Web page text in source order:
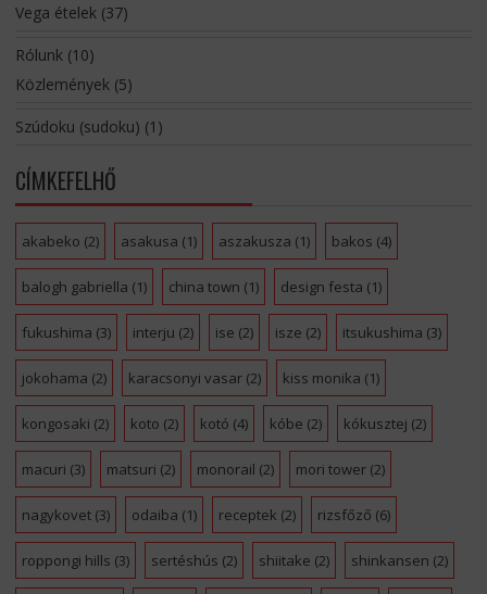
Vega ételek(37)
Rólunk(10)
Közlemények(5)
Szúdoku (sudoku) (1)
CÍMKEFELHŐ
akabeko (2) asakusa (1) aszakusza (1) bakos (4)
balogh gabriella (1) china town (1) design festa (1)
fukushima (3) interju (2) ise (2) isze (2) itsukushima (3)
jokohama (2) karacsonyi vasar(2) kiss monika (1)
kongosaki (2) koto (2) kotó (4) kóbe (2) kókusztej (2)
macuri (3) matsuri (2) monorail (2) mori tower(2)
nagykovet(3) odaiba (1) receptek (2) rizsfőző (6)
roppongi hills (3) sertéshús (2) shiitake (2) shinkansen (2)